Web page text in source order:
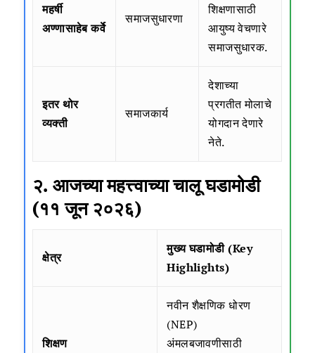
महर्षी
अण्णासाहेब कर्वे
समाजसुधारणा
शिक्षणासाठी
आयुष्य वेचणारे
समाजसुधारक.
इतर थोर
व्यक्ती
समाजकार्य
देशाच्या
प्रगतीत मोलाचे
योगदान देणारे
नेते.
२. आजच्या महत्त्वाच्या चालू घडामोडी
(११ जून २०२६)
क्षेत्र
मुख्य घडामोडी (Key
Highlights)
शिक्षण
नवीन शैक्षणिक धोरण
(NEP)
अंमलबजावणीसाठी